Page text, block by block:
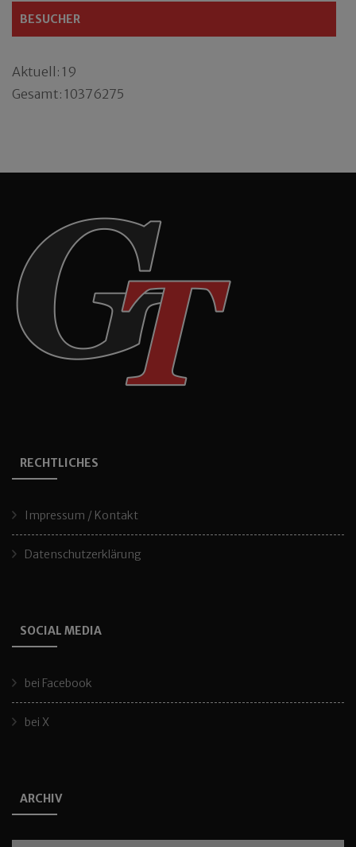
BESUCHER
Aktuell: 19
Gesamt: 10376275
RECHTLICHES
Impressum / Kontakt
Datenschutzerklärung
SOCIAL MEDIA
bei Facebook
bei X
ARCHIV